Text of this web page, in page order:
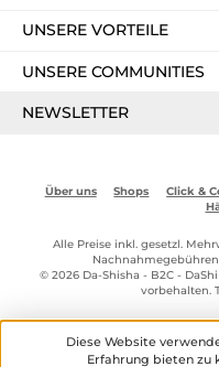
UNSERE VORTEILE
UNSERE COMMUNITIES
NEWSLETTER
Über uns Shops Click &
Alle Preise inkl. gesetzl.
© 2026 Da-Shisha - B2C -
vorbehalten.
Diese Website
Erfahrung bieten zu